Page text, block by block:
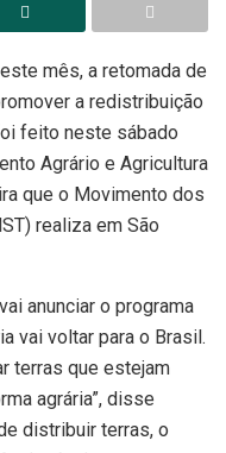
mês, a retomada de
a redistribuição
feito neste sábado
Agrário e Agricultura
que o Movimento dos
realiza em São
anunciar o programa
vai voltar para o Brasil.
terras que estejam
agrária”, disse
distribuir terras, o